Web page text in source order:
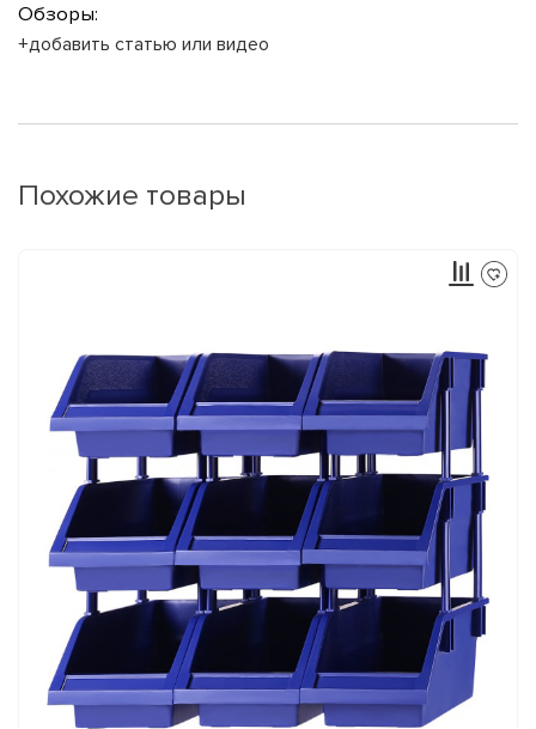
Обзоры:
+добавить статью или видео
Похожие товары